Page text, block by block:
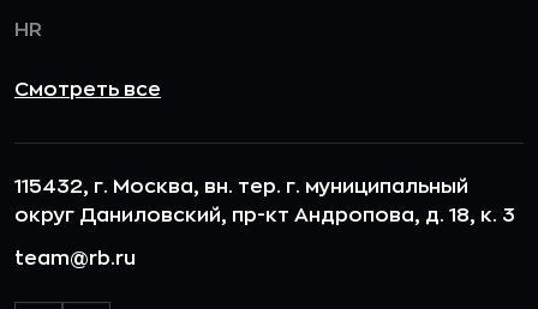
HR
Смотреть все
115432, г. Москва, вн. тер. г. муниципальный
округ Даниловский, пр-кт Андропова, д. 18, к. 3
team@rb.ru